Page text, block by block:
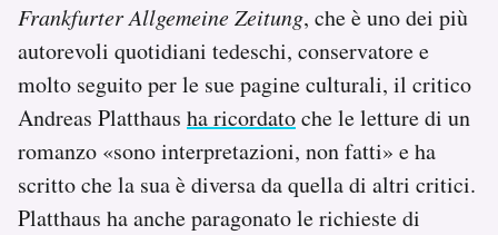
Frankfurter Allgemeine Zeitung, che è uno dei più
autorevoli quotidiani tedeschi, conservatore e
molto seguito per le sue pagine culturali, il critico
Andreas Platthaus ha ricordatoche le letture di un
romanzo «sono interpretazioni, non fatti» e ha
scritto che la sua è diversa da quella di altri critici.
Platthaus ha anche paragonato le richieste di